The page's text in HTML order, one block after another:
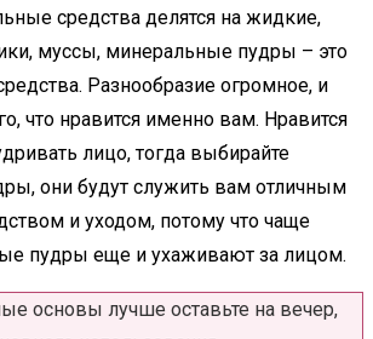
средства делятся на жидкие,
муссы, минеральные пудры – это
Разнообразие огромное, и
что нравится именно вам. Нравится
лицо, тогда выбирайте
они будут служить вам отличным
и уходом, потому что чаще
пудры еще и ухаживают за лицом.
основы лучше оставьте на вечер,